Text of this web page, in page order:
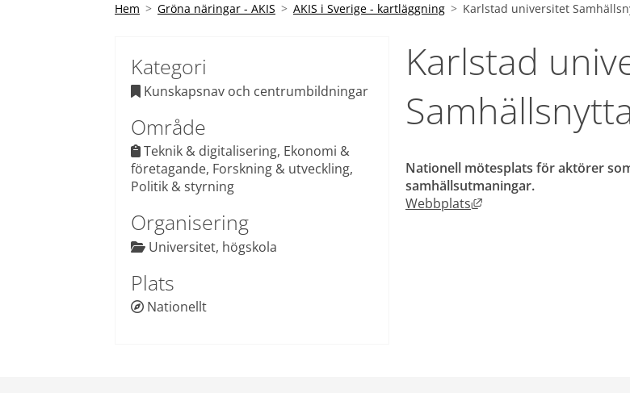
Hem Gröna näringar - AKIS AKIS i Sverige - kartläggning Karlstad universitet
Karlstad
Nationell mötesplats för aktörer
samhällsutmaningar.
Webbplats
Länk till annan
Kategori
Kunskapsnav och centrumbildningar
Område
 Teknik & digitalisering, Ekonomi &
företagande, Forskning & utveckling,
Politik & styrning
Organisering
 Universitet, högskola
Plats
 Nationellt